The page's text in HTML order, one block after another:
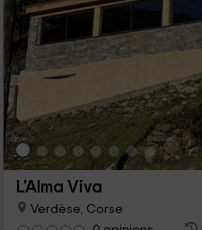
L'Alma Viva
Verdèse, Corse